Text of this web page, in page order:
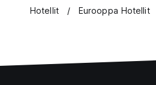
Hotellit Eurooppa Hotellit